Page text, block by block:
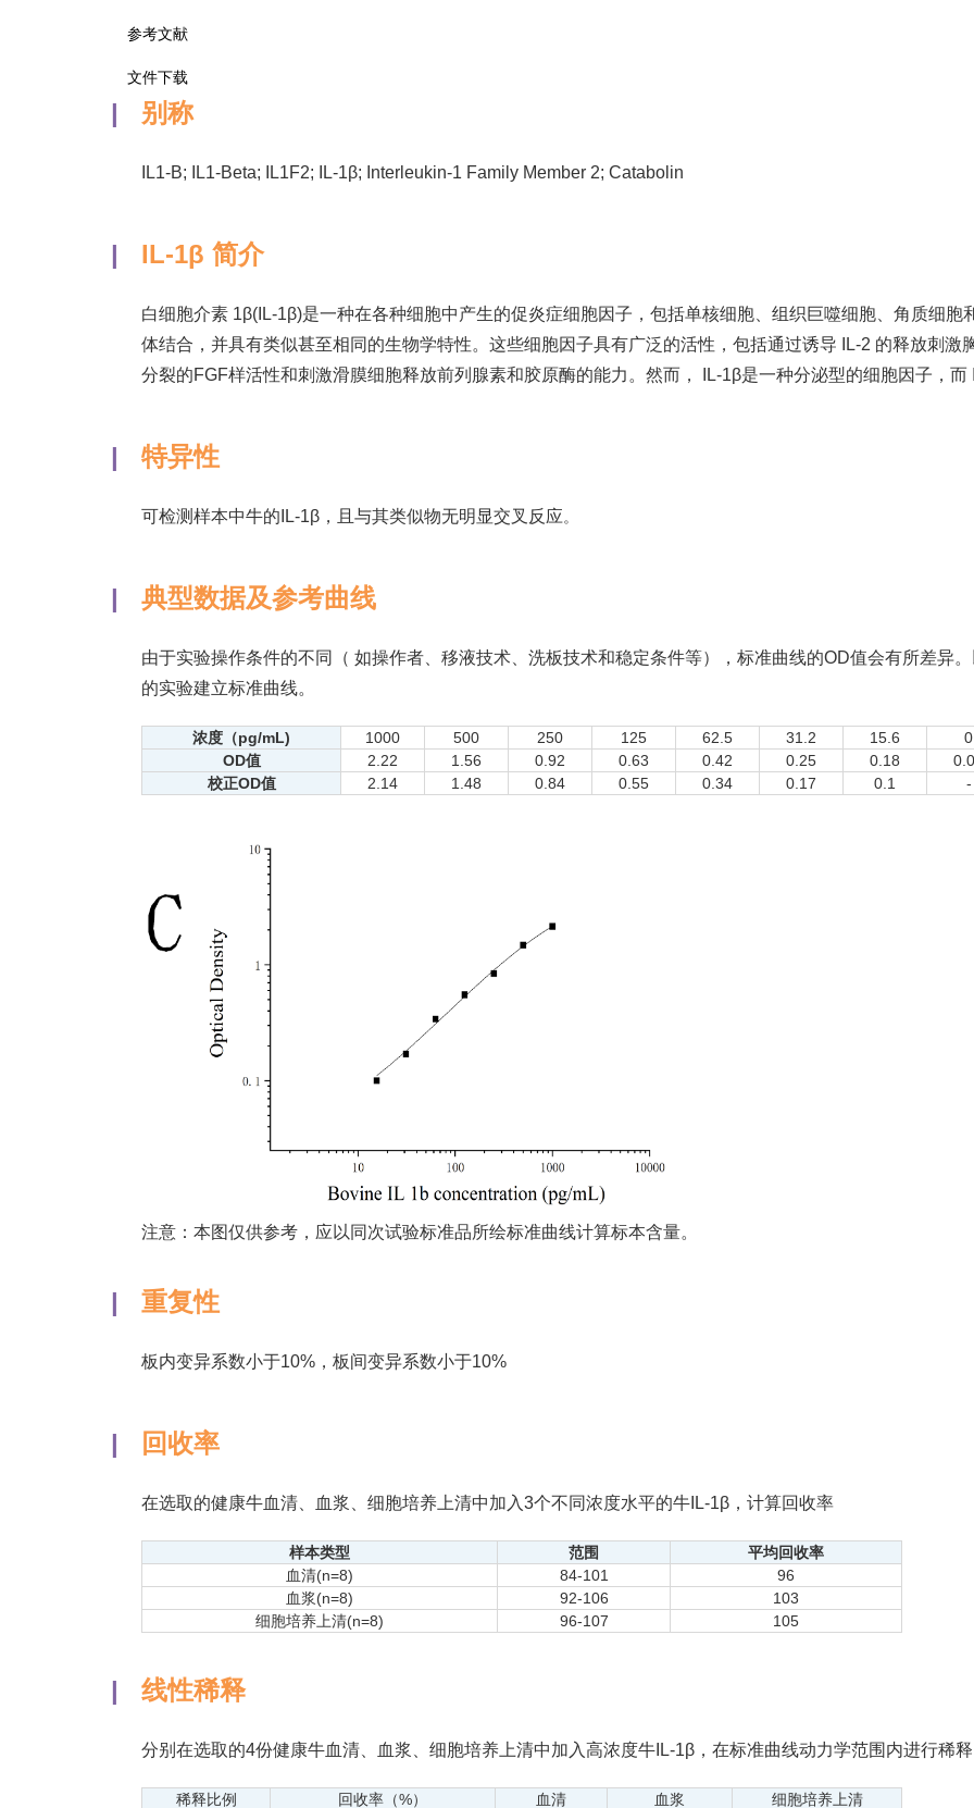
参考文献
文件下载
| 别称
IL1-B; IL1-Beta; IL1F2; IL-1β; Interleukin-1 Family Member 2; Catabolin
| IL-1β 简介
白细胞介素 1β(IL-1β)是一种在各种细胞中产生的促炎症细胞因子，包括单核细胞、组织巨噬细胞、角质细
体结合，并具有类似甚至相同的生物学特性。这些细胞因子具有广泛的活性，包括通过诱导 IL-2 的释放刺激
分裂的FGF样活性和刺激滑膜细胞释放前列腺素和胶原酶的能力。然而， IL-1β是一种分泌型的细胞因子，
| 特异性
可检测样本中牛的IL-1β，且与其类似物无明显交叉反应。
| 典型数据及参考曲线
由于实验操作条件的不同（ 如操作者、移液技术、洗板技术和稳定条件等），标准曲线的OD值会有所差异
的实验建立标准曲线。
浓度（pg/mL) 1000 500 250 125 62.5 31.2 15.6
0
OD值
2.22 1.56 0.92 0.63 0.42 0.25 0.18
校正OD值
2.14 1.48 0.84 0.55 0.34 0.17 0.1 -
注意：本图仅供参考，应以同次试验标准品所绘标准曲线计算标本含量。
| 重复性
板内变异系数小于10%，板间变异系数小于10%
| 回收率
在选取的健康牛血清、血浆、细胞培养上清中加入3个不同浓度水平的牛IL-1β，计算回收率
样本类型 范围
平均回收率
血清(n=8)
84-101
96
血浆(n=8)
92-106
103
细胞培养上清(n=8)
96-107 105
| 线性稀释
分别在选取的4份健康牛血清、血浆、细胞培养上清中加入高浓度牛IL-1β，在标准曲线动力学范围内进行稀
稀释比例 回收率（%） 血清 血浆 细胞培养上清